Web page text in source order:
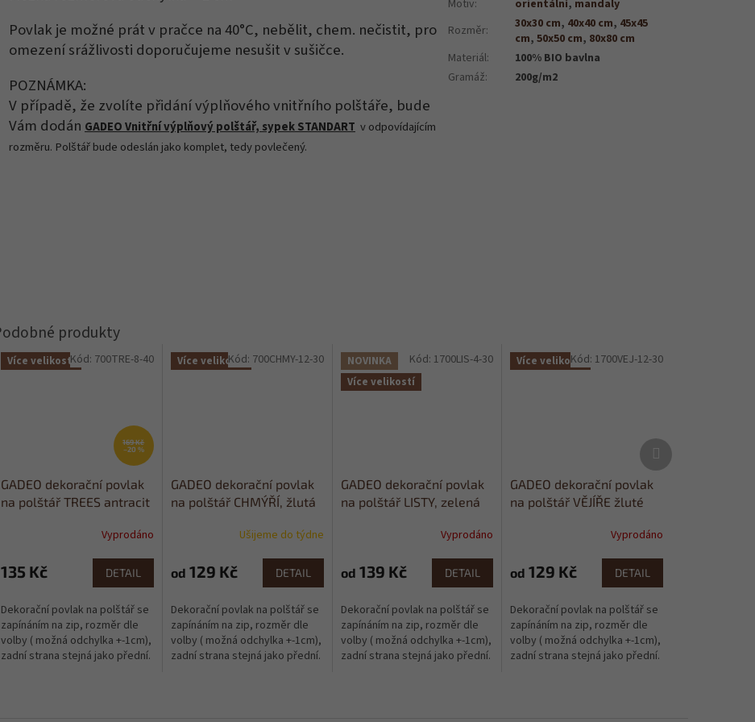
Povlak je možné prát v pračce na 40°C, nebělit, chem. nečistit, pro
omezení srážlivosti doporučujeme nesušit v sušičce.
POZNÁMKA:
V případě, že zvolíte přidání výplňového vnitřního polštáře, bude
Vám dodán GADEO Vnitřní výplňový polštář, sypek STANDART v odpovídajícím
rozměru. Polštář bude odeslán jako komplet, tedy povlečený.
Motiv: orientální, mandaly
Rozměr: 30x30 cm, 40x40 cm, 45x45
cm,50x50 cm, 80x80 cm
Materiál:
100% BIO bavlna
Gramáž: 200g/m2
Více velikostí
169 Kč
–20 %
GADEO dekorační povlak
na polštář TREES antracit
Vyprodáno
135 Kč DETAIL
Dekorační povlak na polštář se
zapínáním na zip, rozměr dle
volby ( možná odchylka +-1cm),
zadní strana stejná jako přední.
Kód: 700TRE-8-40 Více velikostí
GADEO dekorační povlak
na polštář CHMÝŘÍ, žlutá
produktu
je
z
5
hvězdiček.
Ušijeme do týdne
od 129 Kč DETAIL
Dekorační povlak na polštář se
zapínáním na zip, rozměr dle
volby ( možná odchylka +-1cm),
zadní strana stejná jako přední.
Kód: 700CHMY-12-30
NOVINKA
Více velikostí
GADEO dekorační povlak
na polštář LISTY, zelená
Vyprodáno
od 139 Kč DETAIL
Dekorační povlak na polštář se
zapínáním na zip, rozměr dle
volby ( možná odchylka +-1cm),
zadní strana stejná jako přední.
Kód: 1700LIS-4-30 Více velikostí
GADEO dekorační povlak
na polštář VĚJÍŘE žluté
Vyprodáno
od 129 Kč DETAIL
Dekorační povlak na polštář se
zapínáním na zip, rozměr dle
volby ( možná odchylka +-1cm),
zadní strana stejná jako přední.
Kód: 1700VEJ-12-30
Další
produkt